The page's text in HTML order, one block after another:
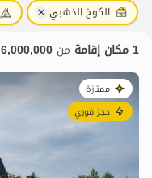
الكوخ الخشبي
1 مكان إقامة من 6,000,000
ممتازة
حجز فوري